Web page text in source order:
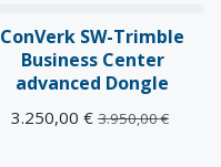
OPRUIMING
ConVerk SW-Trimble
Business Center
advanced Dongle
3.250,00 € 3.950,00€